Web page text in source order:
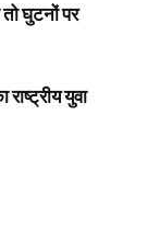
तो घुटनों पर
युवा